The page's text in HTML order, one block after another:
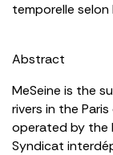
temporelle selon
Abstract
MeSeine is the
rivers in the
operated by the
Syndicat